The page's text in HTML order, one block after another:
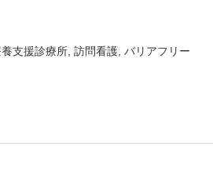
支援診療所 訪問看護 バリアフリー